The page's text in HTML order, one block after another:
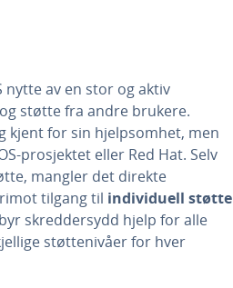
nytte av en stor og aktiv
støtte fra andre brukere.
kjent for sin hjelpsomhet, men
prosjektet eller Red Hat. Selv
mangler det direkte
tilgang til individuell støtte
skreddersydd hjelp for alle
støttenivåer for hver